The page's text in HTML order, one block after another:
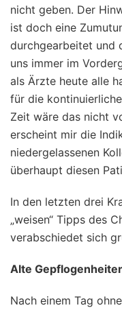
nicht geben. Der
ist doch eine
durchgearbeitet und
uns immer im
als Ärzte heute alle
für die
Zeit wäre das nicht
erscheint mir die
niedergelassenen
überhaupt diesen
In den letzten drei
„weisen“ Tipps des
verabschiedet sich
Alte
Nach einem Tag